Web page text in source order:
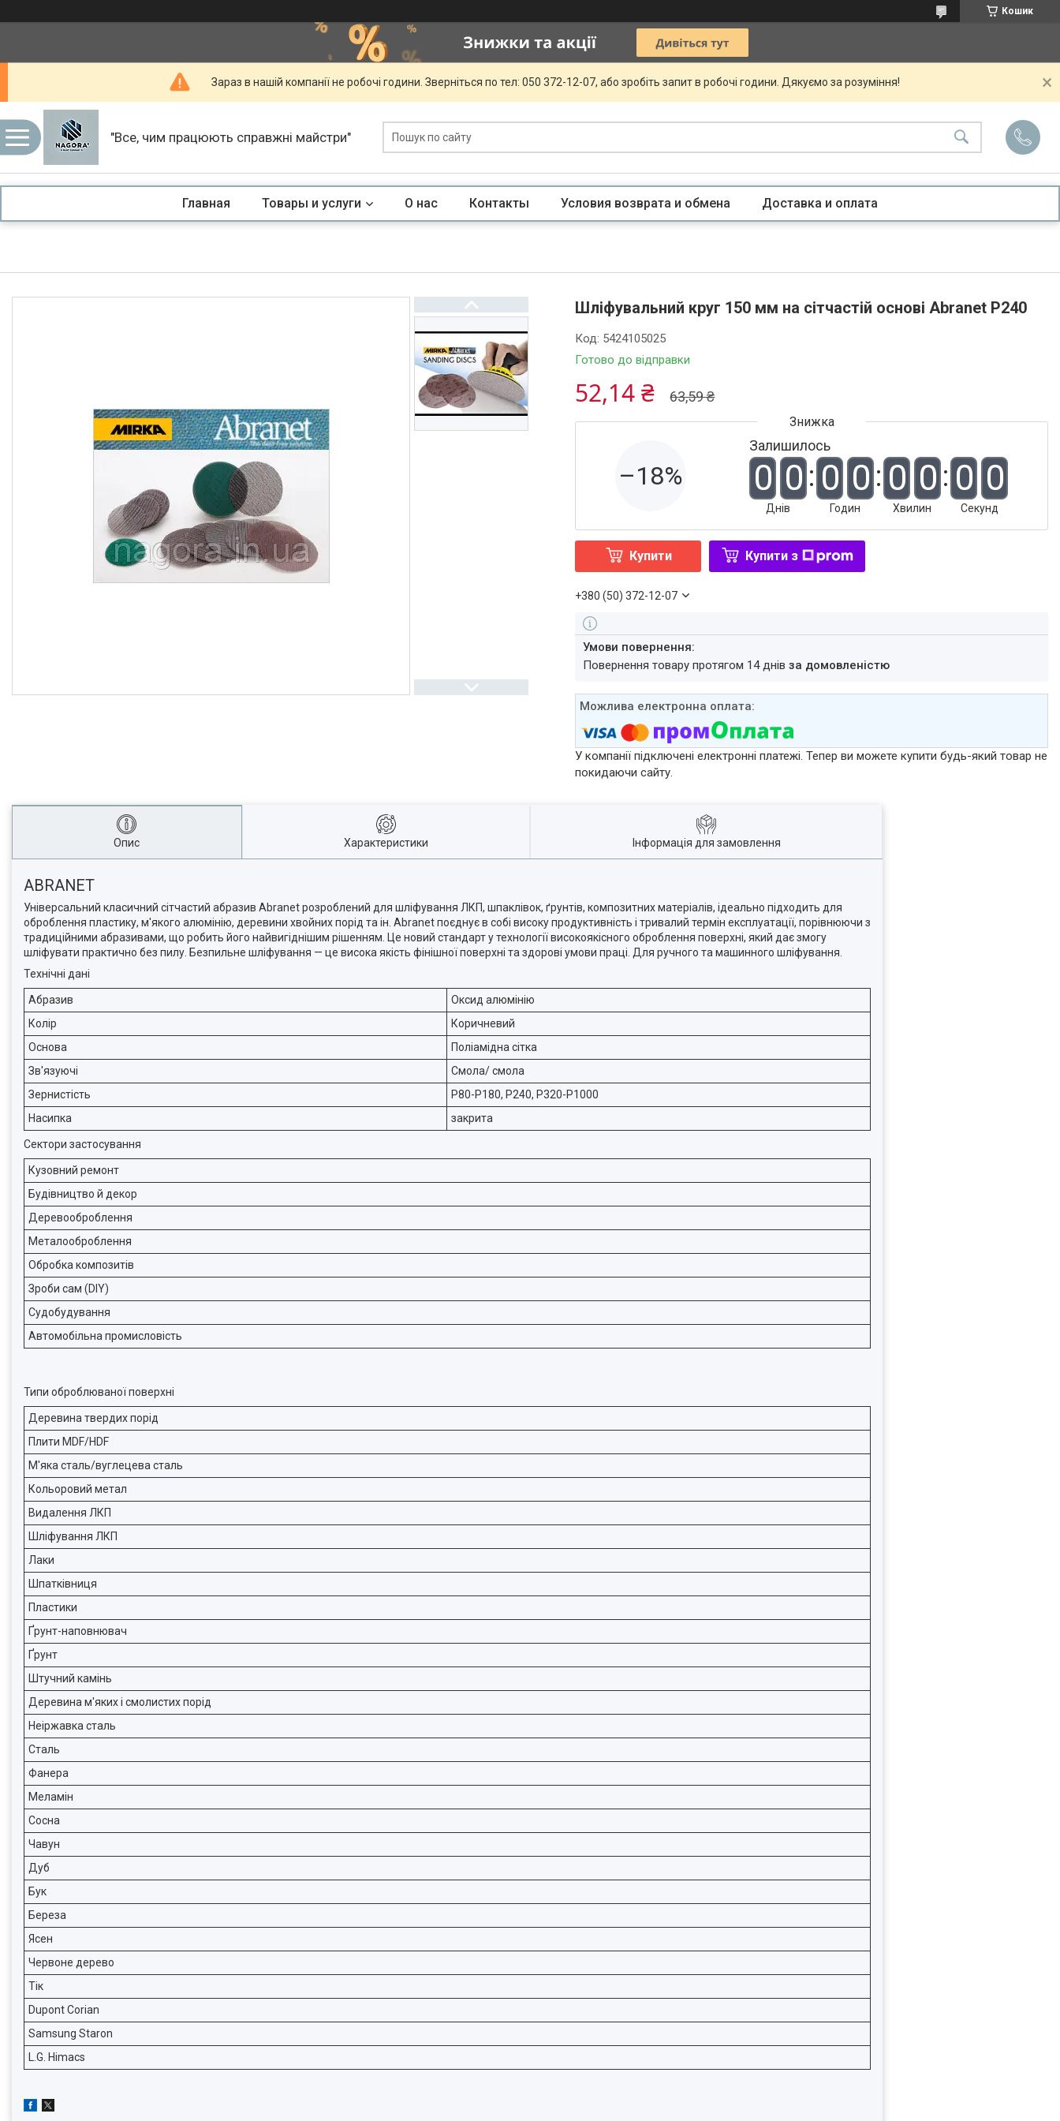
Кошик
Зараз в нашій компанії не робочі години. Зверніться по тел: 050 372-12-07, або зробіть запит в робочі години. Дякуємо за розуміння!
"Все, чим працюють справжні майстри"
Главная Товары и услуги О нас Контакты Условия возврата и обмена Доставка и оплата
Шліфувальний круг 150 мм на сітчастій основі Abranet Р240
Готово до відправки
Код: 5424105025
63,59 ₴
52,14 ₴
–18%
Залишилось
0 0
Днів
0 0
Годин
0 0
Хвилин
0 0
Секунд
Купити Купити з
+380 (50) 372-12-07
повернення товару протягом 14 днівза домовленістю
У компанії підключені електронні платежі. Тепер ви можете купити будь-який товар не
покидаючи сайту.
Опис Характеристики Інформація для замовлення
ABRANET
Універсальний класичний сітчастий абразив Abranet розроблений для шліфування ЛКП, шпаклівок, ґрунтів, композитних матеріалів, ідеально підходить для
оброблення пластику, м'якого алюмінію, деревини хвойних порід та ін. Abranet поєднує в собі високу продуктивність і тривалий термін експлуатації, порівнюючи з
традиційними абразивами, що робить його найвигіднішим рішенням. Це новий стандарт у технології високоякісного оброблення поверхні, який дає змогу
шліфувати практично без пилу. Безпильне шліфування — це висока якість фінішної поверхні та здорові умови праці. Для ручного та машинного шліфування.
Технічні дані
Абразив
Оксид алюмінію
Колір
Коричневий
Основа
Поліамідна сітка
Зв'язуючі
Смола/ смола
Зернистість
P80-P180, P240, P320-P1000
Насипка
закрита
Сектори застосування
Кузовний ремонт
Будівництво й декор
Деревооброблення
Металооброблення
Обробка композитів
Зроби сам (DIY)
Судобудування
Автомобільна промисловість
Типи оброблюваної поверхні
Деревина твердих порід
Плити MDF/HDF
М'яка сталь/вуглецева сталь
Кольоровий метал
Видалення ЛКП
Шліфування ЛКП
Лаки
Шпатківниця
Пластики
Ґрунт-наповнювач
Ґрунт
Штучний камінь
Деревина м'яких і смолистих порід
Неіржавка сталь
Сталь
Фанера
Меламін
Сосна
Чавун
Дуб
Бук
Береза
Ясен
Червоне дерево
Тік
Dupont Corian
Samsung Staron
L.G. Himacs